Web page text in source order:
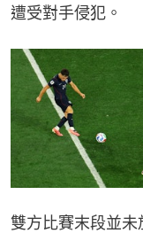
遭受對手侵犯。
雙方比賽末段並